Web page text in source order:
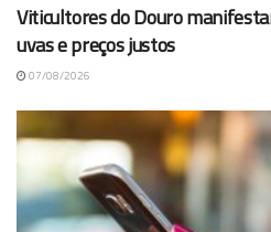
Viticultores do Douro
uvas e preços justos
07/08/2026